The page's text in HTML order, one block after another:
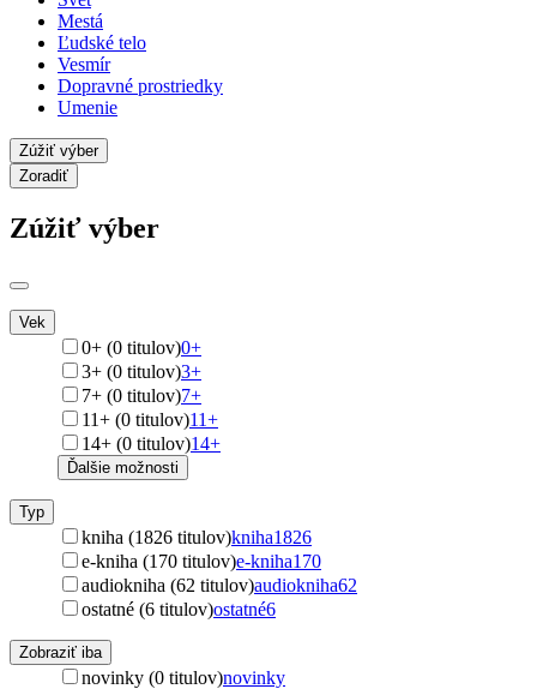
Mestá
Ľudské telo
Vesmír
Dopravné prostriedky
Umenie
Zúžiť výber
Zoradiť
Zúžiť výber
Vek
0+ (0 titulov)0+
3+ (0 titulov)3+
7+ (0 titulov)7+
11+ (0 titulov)11+
14+ (0 titulov)14+
Ďalšie možnosti
Typ
kniha (1826 titulov)kniha1826
e-kniha (170 titulov)e-kniha170
audiokniha (62 titulov)audiokniha62
ostatné (6 titulov)ostatné6
Zobraziť iba
novinky (0 titulov)novinky